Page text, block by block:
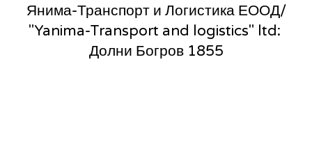
Янима-Транспорт и Логистика ЕООД/
"Yanima-Transport and logistics" ltd:
Долни Богров 1855